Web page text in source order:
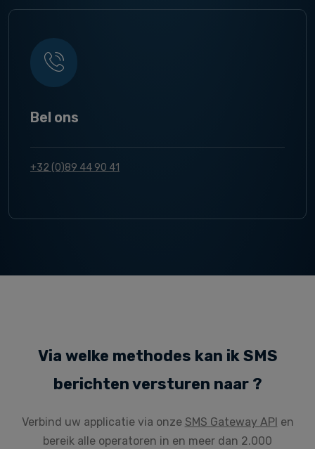
Bel ons
+32 (0)89 44 90 41
Via welke methodes kan ik SMS
berichten versturen naar ?
Verbind uw applicatie via onze SMS Gateway API en
bereik alle operatoren in en meer dan 2.000